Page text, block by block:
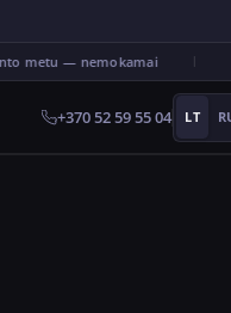
metu — nemokamai
+370 52 59 55 04 LT